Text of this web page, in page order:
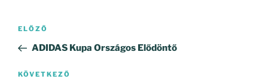
Bejegyzés
Korábbi
bejegyzés
ELŐZŐ
ADIDAS Kupa Országos Elődöntő
Következő
KÖVETKEZŐ